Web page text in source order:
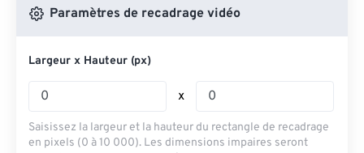
Paramètres de recadrage vidéo
Largeur x Hauteur (px)
x
Saisissez la largeur et la hauteur du rectangle de recadrage
en pixels (0 à 10 000). Les dimensions impaires seront